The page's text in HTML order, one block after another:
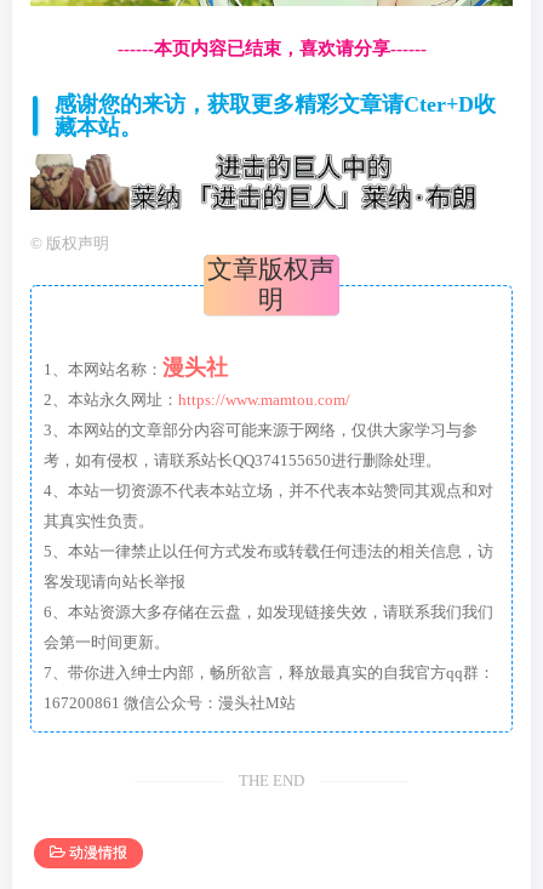
------本页内容已结束，喜欢请分享------
感谢您的来访，获取更多精彩文章请Cter+D收
藏本站。
© 版权声明
文章版权声
明
1、本网站名称： 漫头社
2、本站永久网址： https://www.mamtou.com/
3、本网站的文章部分内容可能来源于网络，仅供大家学习与参
考，如有侵权，请联系站长QQ374155650进行删除处理。
4、本站一切资源不代表本站立场，并不代表本站赞同其观点和对
其真实性负责。
5、本站一律禁止以任何方式发布或转载任何违法的相关信息，访
客发现请向站长举报
6、本站资源大多存储在云盘，如发现链接失效，请联系我们我们
会第一时间更新。
7、带你进入绅士内部，畅所欲言，释放最真实的自我官方qq群：
167200861 微信公众号：漫头社M站
THE END
动漫情报